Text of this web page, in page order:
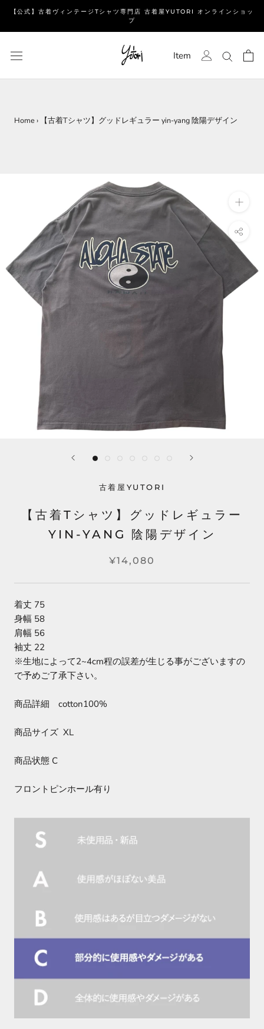
ッ
て
【公式】古着ヴィンテージTシャツ専門店 古着屋YUTORI オンラインショッ
プ
Item
Home› 【古着Tシャツ】グッドレギュラー yin-yang 陰陽デザイン
古着屋YUTORI
【古着Tシャツ】グッドレギュラー
YIN-YANG 陰陽デザイン
¥14,080
着丈 75
身幅 58
肩幅 56
袖丈 22
※生地によって2~4cm程の誤差が生じる事がございますの
で予めご了承下さい。
商品詳細 cotton100%
商品サイズ XL
商品状態 C
フロントピンホール有り